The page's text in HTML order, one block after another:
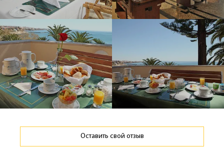
Оставить свой отзыв